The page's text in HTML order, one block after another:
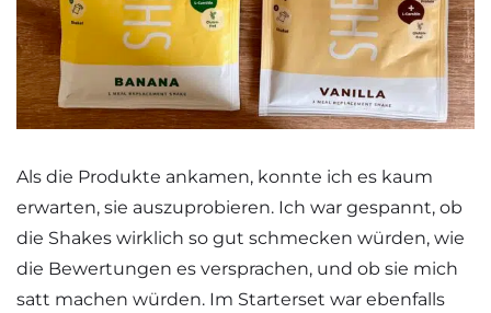
Als die Produkte ankamen, konnte ich es kaum
erwarten, sie auszuprobieren. Ich war gespannt, ob
die Shakes wirklich so gut schmecken würden, wie
die Bewertungen es versprachen, und ob sie mich
satt machen würden. Im Starterset war ebenfalls